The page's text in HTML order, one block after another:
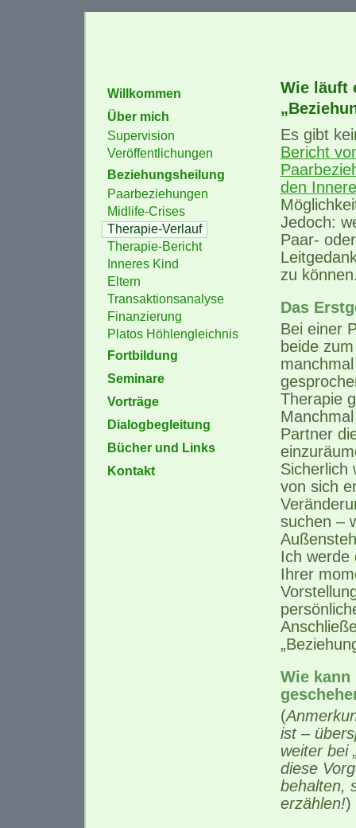
Willkommen
Über mich
Supervision
Veröffentlichungen
Beziehungsheilung
Paarbeziehungen
Midlife-Crises
Therapie-Verlauf
Therapie-Bericht
Inneres Kind
Eltern
Transaktionsanalyse
Finanzierung
Platos Höhlengleichnis
Fortbildung
Seminare
Vorträge
Dialogbegleitung
Bücher und Links
Kontakt
Wie läuft
Es gibt
Bericht
den
Jedoch:
Paar-
zu
Das
Bei einer
beide
Therapie
Partner
Sicherlich
von sich
suchen –
Ich werde
Ihrer
Wie
(
ist –
weiter bei
diese
behalten,
erzählen!)